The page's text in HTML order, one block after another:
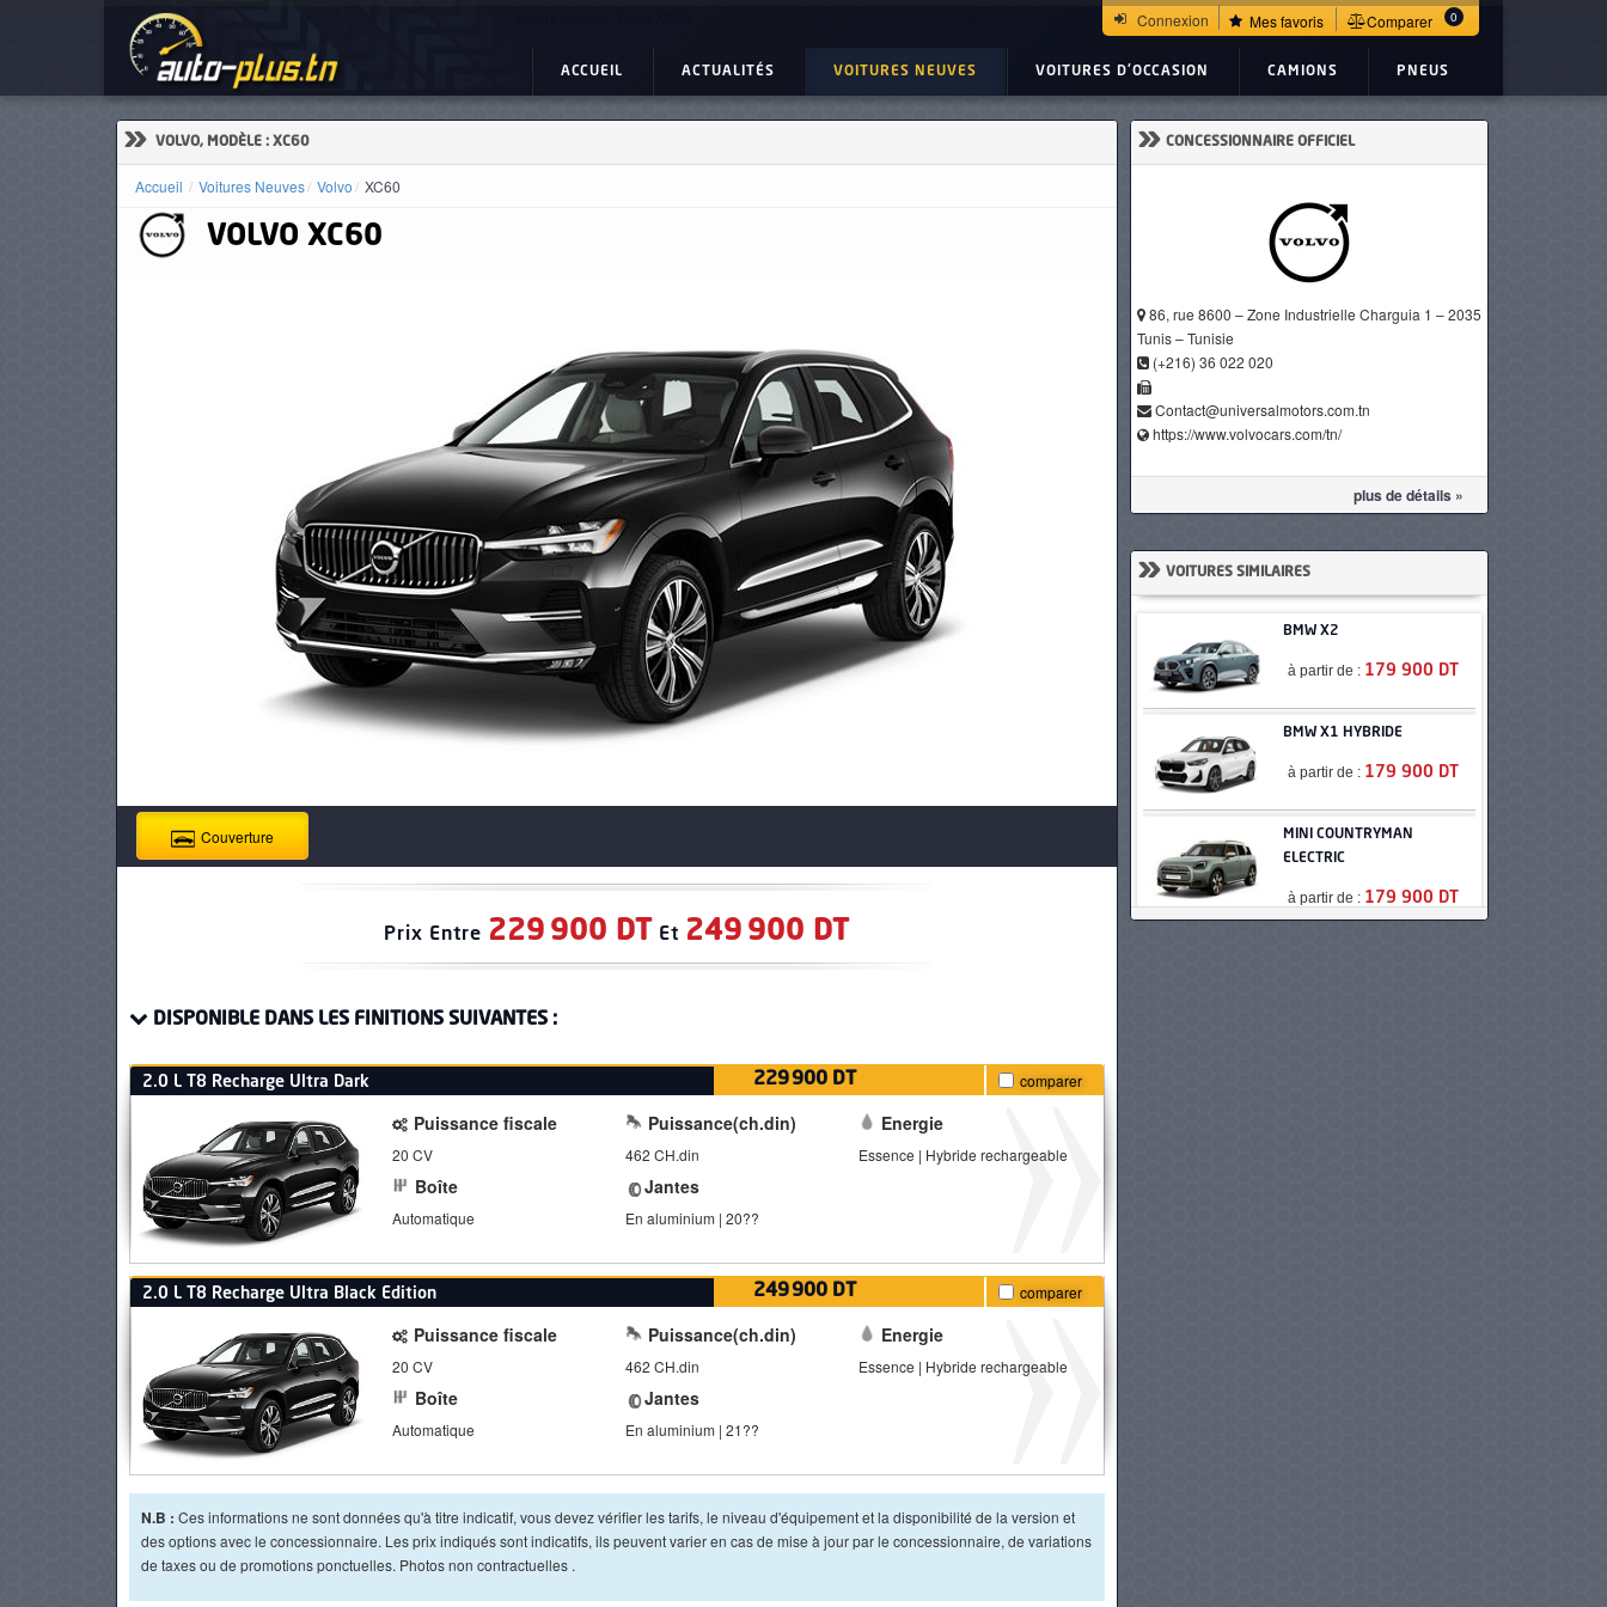
Connexion Mes favoris Comparer 0
ACCUEIL ACTUALITÉS VOITURES NEUVES VOITURES D'OCCASION CAMIONS PNEUS
» VOLVO, MODÈLE : XC60
Accueil Voitures Neuves Volvo XC60
VOLVO XC60
Couverture
Prix Entre 229 900 DT Et 249 900 DT
DISPONIBLE DANS LES FINITIONS SUIVANTES :
comparer
2.0 L T8 Recharge Ultra Dark 229 900 DT
Puissance fiscale
20 CV
Puissance(ch.din)
462 CH.din
Energie
Essence | Hybride rechargeable
Boîte
Automatique
Jantes
En aluminium | 20??
comparer
2.0 L T8 Recharge Ultra Black Edition 249 900 DT
Puissance fiscale
20 CV
Puissance(ch.din)
462 CH.din
Energie
Essence | Hybride rechargeable
Boîte
Automatique
Jantes
En aluminium | 21??
N.B : Ces informations ne sont données qu'à titre indicatif, vous devez vérifier les tarifs, le niveau d'équipement et la disponibilité de la version et
des options avec le concessionnaire. Les prix indiqués sont indicatifs, ils peuvent varier en cas de mise à jour par le concessionnaire, de variations
de taxes ou de promotions ponctuelles. Photos non contractuelles .
» CONCESSIONNAIRE OFFICIEL
86, rue 8600 – Zone Industrielle Charguia 1 – 2035
Tunis – Tunisie
(+216) 36 022 020
Contact@universalmotors.com.tn
https://www.volvocars.com/tn/
plus de détails »
» VOITURES SIMILAIRES
BMW X2
à partir de : 179 900 DT
BMW X1 HYBRIDE
à partir de : 179 900 DT
MINI COUNTRYMAN
ELECTRIC
à partir de : 179 900 DT
ACTUALITÉS
VOITURES